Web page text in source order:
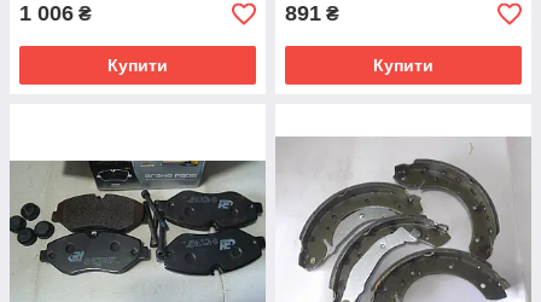
1 006 ₴
Купити
891 ₴
Купити